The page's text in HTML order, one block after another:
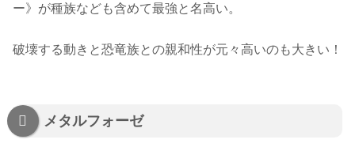
ー》が種族なども含めて最強と名高い。
破壊する動きと恐竜族との親和性が元々高いのも大きい！
メタルフォーゼ